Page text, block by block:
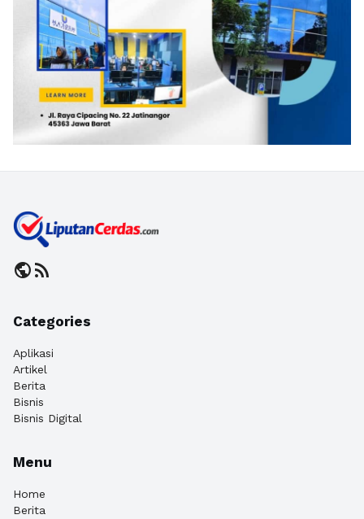
publicrss_feed
Categories
Aplikasi
Artikel
Berita
Bisnis
Bisnis Digital
Menu
Home
Berita